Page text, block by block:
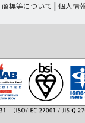
標等について 個人情